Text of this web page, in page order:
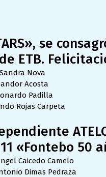
se
ETB.
Sandra Nova
Acosta
Padilla
Rojas Carpeta
«Fontebo 50
Caicedo Camelo
Dimas Pedraza